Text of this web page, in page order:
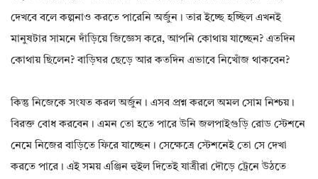
দেখবে বলে কল্পনাও করতে পারেনি অর্জুন। তার ইচ্ছে হচ্ছিল এখনই
মানুষটার সামনে দাঁড়িয়ে জিজ্ঞেস করে, আপনি কোথায় যাচ্ছেন? এতদিন
কোথায় ছিলেন? বাড়িঘর ছেড়ে আর কতদিন এভাবে নিখোঁজ থাকবেন?
কিন্তু নিজেকে সংযত করল অর্জুন। এসব প্রশ্ন করলে অমল সোম নিশ্চয়।
বিরক্ত বোধ করবেন। এমন তো হতে পারে উনি জলপাইগুড়ি রোড স্টেশনে
নেমে নিজের বাড়িতে ফিরে যাচ্ছেন। সেক্ষেত্রে স্টেশনেই তো সে দেখা
করতে পারে। এই সময় এঞ্জিন হুইল দিতেই যাত্রীরা দৌড়ে ট্রেনে উঠতে